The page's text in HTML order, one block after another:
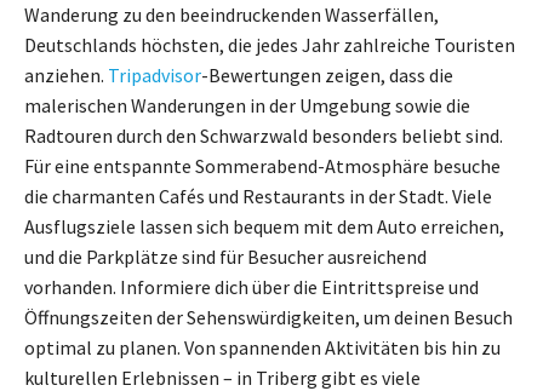
Wanderung zu den beeindruckenden Wasserfällen,
Deutschlands höchsten, die jedes Jahr zahlreiche Touristen
anziehen. Tripadvisor-Bewertungen zeigen, dass die
malerischen Wanderungen in der Umgebung sowie die
Radtouren durch den Schwarzwald besonders beliebt sind.
Für eine entspannte Sommerabend-Atmosphäre besuche
die charmanten Cafés und Restaurants in der Stadt. Viele
Ausflugsziele lassen sich bequem mit dem Auto erreichen,
und die Parkplätze sind für Besucher ausreichend
vorhanden. Informiere dich über die Eintrittspreise und
Öffnungszeiten der Sehenswürdigkeiten, um deinen Besuch
optimal zu planen. Von spannenden Aktivitäten bis hin zu
kulturellen Erlebnissen – in Triberg gibt es viele